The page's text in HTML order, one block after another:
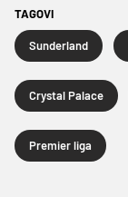
TAGOVI
Sunderland
Crystal Palace
Premier liga